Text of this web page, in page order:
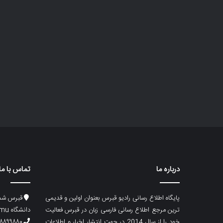
درباره ما
پایگاه اطلاع رسانی رادیو قبرس بعنوان اولین و قدیمی
ترین مرجع اطلاع رسانی فارسی زبان در قبرس فعالیت
تماس با
قبرس
دانشگاه emu، ساختمان ماگری، پلاک۲